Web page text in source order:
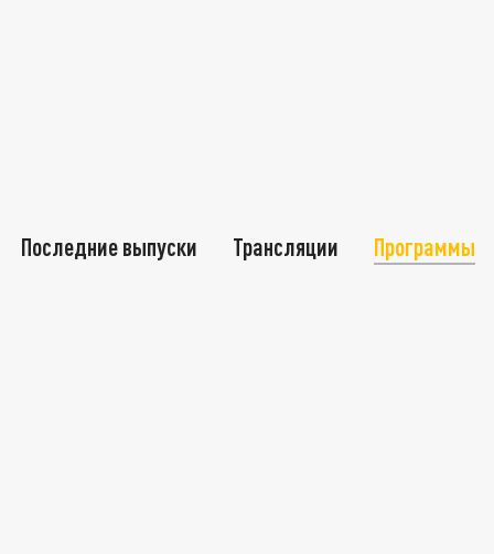
Последние выпуски Трансляции Программы